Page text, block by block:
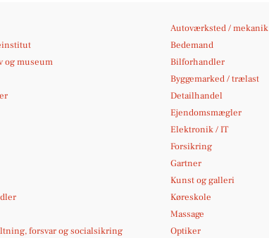
Autoværksted / mekanik
Bedemand
og museum
Bilforhandler
Byggemarked / trælast
Detailhandel
Ejendomsmægler
Elektronik / IT
Forsikring
Gartner
Kunst og galleri
Køreskole
Massage
forsvar og socialsikring
Optiker